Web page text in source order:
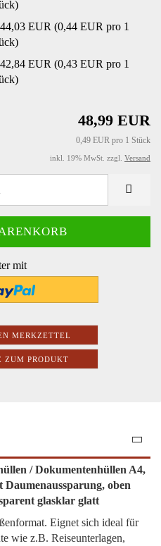
EUR (0,44 EUR pro 1
EUR (0,43 EUR pro 1
48,99 EUR
0,49 EUR pro 1 Stück
inkl. 19% MwSt. zzgl. Versand
mit
MERKZETTEL
ZUM PRODUKT
/ Dokumentenhüllen A4,
oben
glasklar glatt
Eignet sich ideal für
wie z.B. Reiseunterlagen,